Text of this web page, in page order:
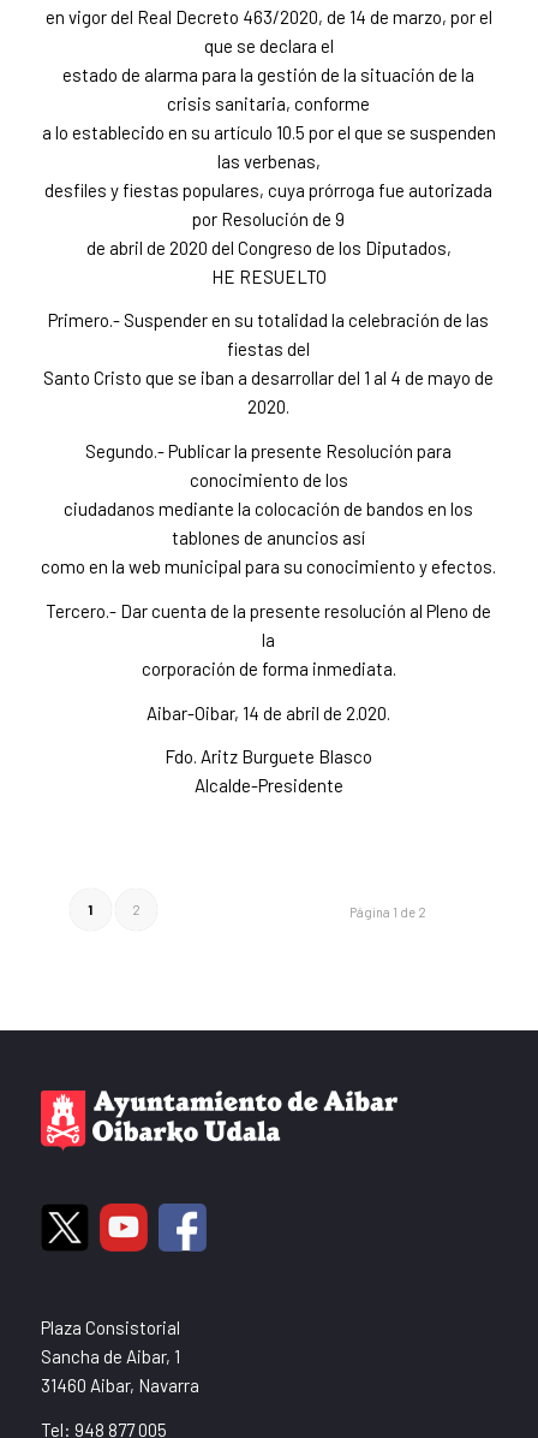
en vigor del Real Decreto 463/2020, de 14 de marzo, por el
que se declara el
estado de alarma para la gestión de la situación de la
crisis sanitaria, conforme
a lo establecido en su artículo 10.5 por el que se suspenden
las verbenas,
desfiles y fiestas populares, cuya prórroga fue autorizada
por Resolución de 9
de abril de 2020 del Congreso de los Diputados,
HE RESUELTO
Primero.- Suspender en su totalidad la celebración de las
fiestas del
Santo Cristo que se iban a desarrollar del 1 al 4 de mayo de
2020.
Segundo.- Publicar la presente Resolución para
conocimiento de los
ciudadanos mediante la colocación de bandos en los
tablones de anuncios así
como en la web municipal para su conocimiento y efectos.
Tercero.- Dar cuenta de la presente resolución al Pleno de
la
corporación de forma inmediata.
Aibar-Oibar, 14 de abril de 2.020.
Fdo. Aritz Burguete Blasco
Alcalde-Presidente
Página 1 de 2
1 2
Plaza Consistorial
Sancha de Aibar, 1
31460 Aibar, Navarra
Tel: 948 877 005